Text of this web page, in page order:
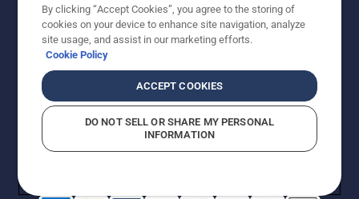
© Husqvarna AB (publ). Alle rechten voorbehouden. De
getoonde prijzen zijn consumentenadviesprijzen. Alle
vermelde prijzen zijn adviesverkoopprijzen (incl. BTW),
tenzij het product beschikbaar is voor directe aankoop.
CookiebeleidGebruiksvoorwaarden Privacyverklaring
BedrijfsgegevensReport Suspected Violations
By clicking “Accept Cookies”, you agree to the storing of
cookies on your device to enhance site navigation, analyze
site usage, and assist in our marketing efforts.
Cookie Policy
ACCEPT COOKIES
DO NOT SELL OR SHARE MY PERSONAL
INFORMATION